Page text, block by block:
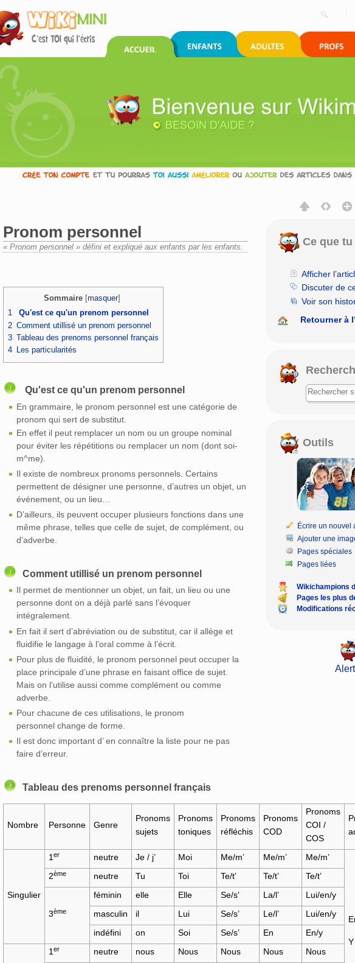
Pronom personnel
« Pronom personnel » défini et expliqué aux enfants par les enfants.
Sommaire masquer]
1
Qu'est ce qu'un prenom personnel
2 Comment utillisé un prenom personnel
3 Tableau des prenoms personnel français
4 Les particularités
Qu'est ce qu'un prenom personnel
En grammaire, le pronom personnel est une catégorie de
pronom qui sert de substitut.
En effet il peut remplacer un nom ou un groupe nominal
pour éviter les répétitions ou remplacer un nom (dont soi-
m^me).
Il existe de nombreux pronoms personnels. Certains
permettent de désigner une personne, d’autres un objet, un
événement, ou un lieu…
D’ailleurs, ils peuvent occuper plusieurs fonctions dans une
même phrase, telles que celle de sujet, de complément, ou
d’adverbe.
Comment utillisé un prenom personnel
Il permet de mentionner un objet, un fait, un lieu ou une
personne dont on a déjà parlé sans l’évoquer
intégralement.
En fait il sert d’abréviation ou de substitut, car il allège et
fluidifie le langage à l’oral comme à l’écrit.
Pour plus de fluidité, le pronom personnel peut occuper la
place principale d’une phrase en faisant office de sujet.
Mais on l’utilise aussi comme complément ou comme
adverbe.
Pour chacune de ces utilisations, le pronom
personnel change de forme.
Il est donc important d’ en connaître la liste pour ne pas
faire d’erreur.
Tableau des prenoms personnel français
Nombre Personne Genre
Pronoms
sujets
Pronoms
toniques
Pronoms
réfléchis
Pronoms
COD
Pronoms
COI /
COS
Singulier
1er neutre Je / j’ Moi Me/m’ Me/m’ Me/m’
Y
2ème neutre Tu Toi Te/t’ Te/t’ Te/t’
3ème
féminin elle Elle Se/s’ La/l’
Lui/en/y
masculin
il Lui Se/s’ Le/l’
Lui/en/y
indéfini
on Soi Se/s’ En En/y
1er neutre nous Nous Nous Nous
Nous
Ce que
Afficher
Discuter de
Voir son
Retourner à
Outils
Écrire un nouvel
Ajouter une
Pages spéciales
Pages liées
Wikichampions
Pages les plus
Modifications